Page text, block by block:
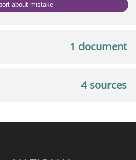
about mistake
1 document
4 sources